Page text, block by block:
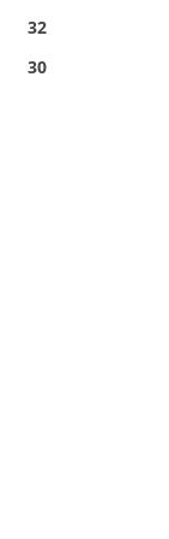
32
30